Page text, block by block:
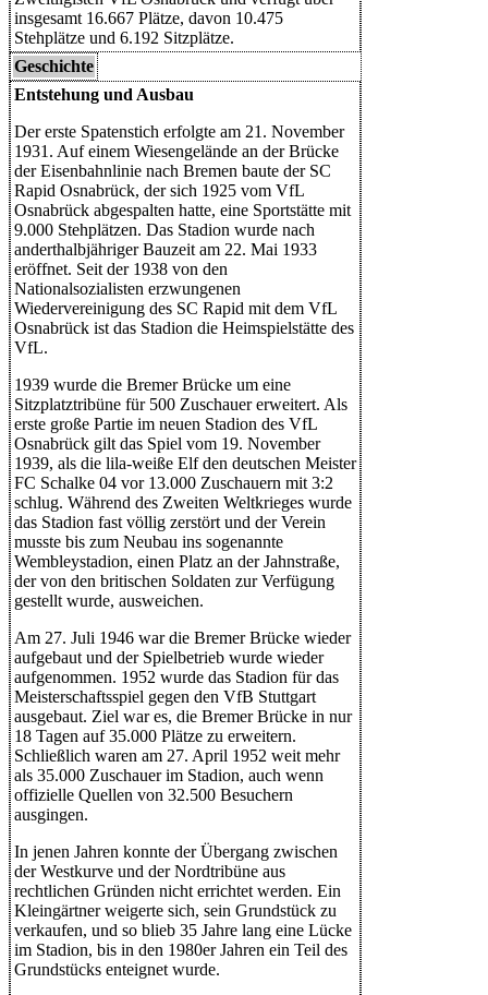
insgesamt 16.667 Plätze, davon 10.475
Stehplätze und 6.192 Sitzplätze.
Geschichte
Entstehung und Ausbau
Der erste Spatenstich erfolgte am 21. November
1931. Auf einem Wiesengelände an der Brücke
der Eisenbahnlinie nach Bremen baute der SC
Rapid Osnabrück, der sich 1925 vom VfL
Osnabrück abgespalten hatte, eine Sportstätte mit
9.000 Stehplätzen. Das Stadion wurde nach
anderthalbjähriger Bauzeit am 22. Mai 1933
eröffnet. Seit der 1938 von den
Nationalsozialisten erzwungenen
Wiedervereinigung des SC Rapid mit dem VfL
Osnabrück ist das Stadion die Heimspielstätte des
VfL.
1939 wurde die Bremer Brücke um eine
Sitzplatztribüne für 500 Zuschauer erweitert. Als
erste große Partie im neuen Stadion des VfL
Osnabrück gilt das Spiel vom 19. November
1939, als die lila-weiße Elf den deutschen Meister
FC Schalke 04 vor 13.000 Zuschauern mit 3:2
schlug. Während des Zweiten Weltkrieges wurde
das Stadion fast völlig zerstört und der Verein
musste bis zum Neubau ins sogenannte
Wembleystadion, einen Platz an der Jahnstraße,
der von den britischen Soldaten zur Verfügung
gestellt wurde, ausweichen.
Am 27. Juli 1946 war die Bremer Brücke wieder
aufgebaut und der Spielbetrieb wurde wieder
aufgenommen. 1952 wurde das Stadion für das
Meisterschaftsspiel gegen den VfB Stuttgart
ausgebaut. Ziel war es, die Bremer Brücke in nur
18 Tagen auf 35.000 Plätze zu erweitern.
Schließlich waren am 27. April 1952 weit mehr
als 35.000 Zuschauer im Stadion, auch wenn
offizielle Quellen von 32.500 Besuchern
ausgingen.
In jenen Jahren konnte der Übergang zwischen
der Westkurve und der Nordtribüne aus
rechtlichen Gründen nicht errichtet werden. Ein
Kleingärtner weigerte sich, sein Grundstück zu
verkaufen, und so blieb 35 Jahre lang eine Lücke
im Stadion, bis in den 1980er Jahren ein Teil des
Grundstücks enteignet wurde.